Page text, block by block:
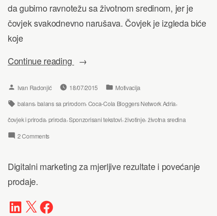
da gubimo ravnotežu sa životnom sredinom, jer je
čovjek svakodnevno narušava. Čovjek je izgleda biće
koje
Continue reading
“Kako
balansira
Zemljom”
Posted
by
Ivan Radonjić 18/07/2015
Posted
in
Motivacija
Tags:
balans, balans sa prirodom, Coca-Cola Bloggers Network Adria,
čovjek i priroda, priroda,Sponzorisani tekstovi,životinje, životna sredina
2 Commentson
čovjek
Digitalni marketing za mjerljive rezultate i povećanje
prodaje.
LinkedIn
X Facebook